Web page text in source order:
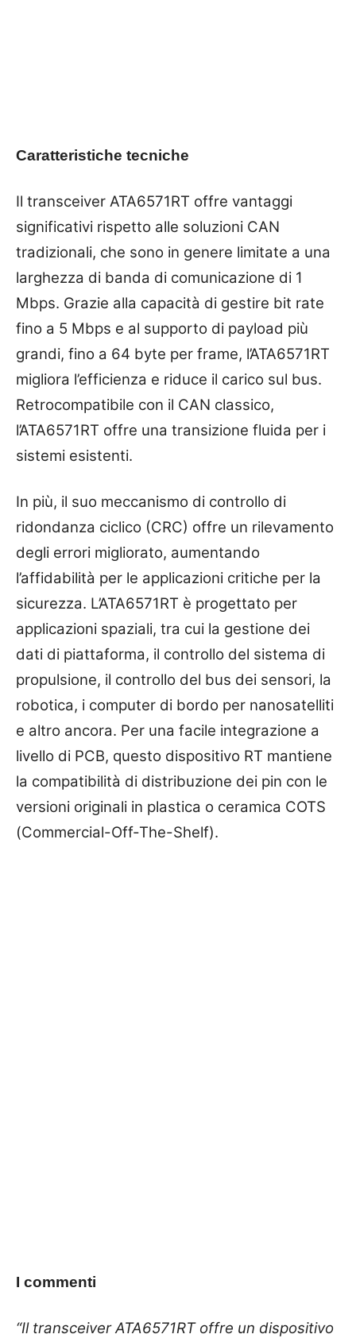
Caratteristiche tecniche
Il transceiver ATA6571RT offre vantaggi
significativi rispetto alle soluzioni CAN
tradizionali, che sono in genere limitate a una
larghezza di banda di comunicazione di 1
Mbps. Grazie alla capacità di gestire bit rate
fino a 5 Mbps e al supporto di payload più
grandi, fino a 64 byte per frame, l’ATA6571RT
migliora l’efficienza e riduce il carico sul bus.
Retrocompatibile con il CAN classico,
l’ATA6571RT offre una transizione fluida per i
sistemi esistenti.
In più, il suo meccanismo di controllo di
ridondanza ciclico (CRC) offre un rilevamento
degli errori migliorato, aumentando
l’affidabilità per le applicazioni critiche per la
sicurezza. L’ATA6571RT è progettato per
applicazioni spaziali, tra cui la gestione dei
dati di piattaforma, il controllo del sistema di
propulsione, il controllo del bus dei sensori, la
robotica, i computer di bordo per nanosatelliti
e altro ancora. Per una facile integrazione a
livello di PCB, questo dispositivo RT mantiene
la compatibilità di distribuzione dei pin con le
versioni originali in plastica o ceramica COTS
(Commercial-Off-The-Shelf).
I commenti
“Il transceiver ATA6571RT offre un dispositivo